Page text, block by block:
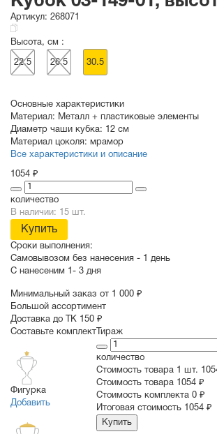
Артикул: 268071
Высота, см :
22.5 26.5 30.5
Основные характеристики
Материал: Металл + пластиковые элементы
Диаметр чаши кубка: 12 см
Материал цоколя: мрамор
Все характеристики и описание
1054 ₽
количество
В наличии: 15 шт.
Купить
Сроки выполнения:
Самовывозом без нанесения -
1 день
С нанесеним
1- 3 дня
Минимальный заказ от 1 000 ₽
Большой ассортимент
Доставка до ТК 150 ₽
Составьте комплект
Фигурка
Добавить
Тираж
количество
Стоимость товара 1 шт.
Cтоимость товара
1054 ₽
Стоимость комплекта 0 ₽
Итоговая стоимость
1054 ₽
Купить